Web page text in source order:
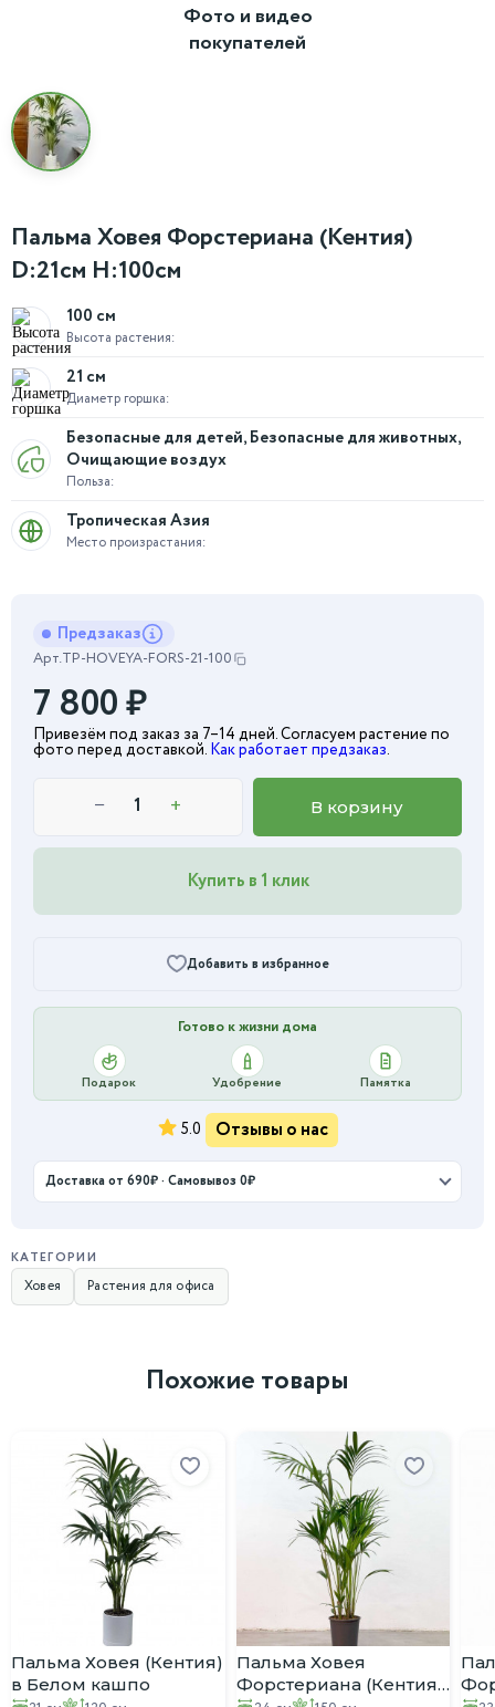
Фото и видео
покупателей
Пальма Ховея Форстериана (Кентия)
D:21см H:100см
Высота растения:
100 см
Диаметр горшка:
21 см
Польза:
Безопасные для детей, Безопасные для животных,
Очищающие воздух
Место произрастания:
Тропическая Азия
Предзаказ
Арт.TP-HOVEYA-FORS-21-100
7 800₽
Привезём под заказ за 7–14 дней. Согласуем растение по
фото перед доставкой. Как работает предзаказ.
− + В корзину
Купить в 1 клик
Добавить в избранное
Готово к жизни дома
Подарок Удобрение Памятка
5.0 Отзывы о нас
Доставка от 690₽ · Самовывоз 0₽
КАТЕГОРИИ
Ховея Растения для офиса
Похожие товары
Пальма Ховея (Кентия)
в Белом кашпо
Пальма Ховея
Форстериана (Кентия)